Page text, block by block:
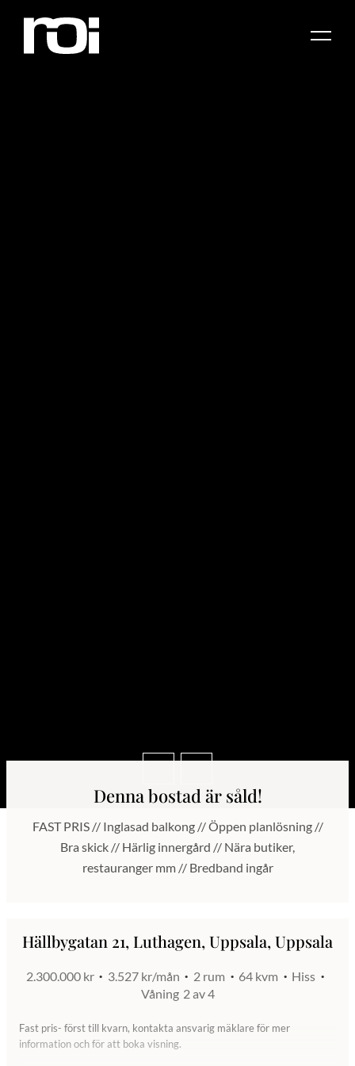
Denna bostad är såld!
FAST PRIS // Inglasad balkong // Öppen planlösning //
Bra skick // Härlig innergård // Nära butiker,
restauranger mm // Bredband ingår
Hällbygatan 21, Luthagen, Uppsala, Uppsala
2.300.000 kr 3.527 kr/mån 2 rum 64 kvm
Hiss
Våning 2 av 4
Fast pris- först till kvarn, kontakta ansvarig mäklare för mer
information och för att boka visning.